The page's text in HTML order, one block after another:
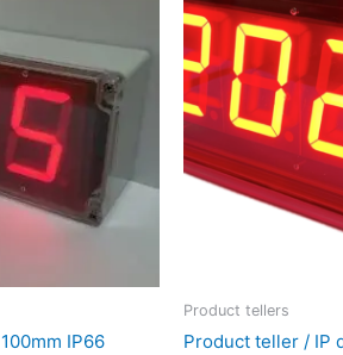
IP66
Product tellers
Product teller / IP